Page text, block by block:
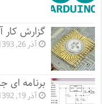
گزارش
آذر 26, 1393
برنامه ای
آذر 19, 1392